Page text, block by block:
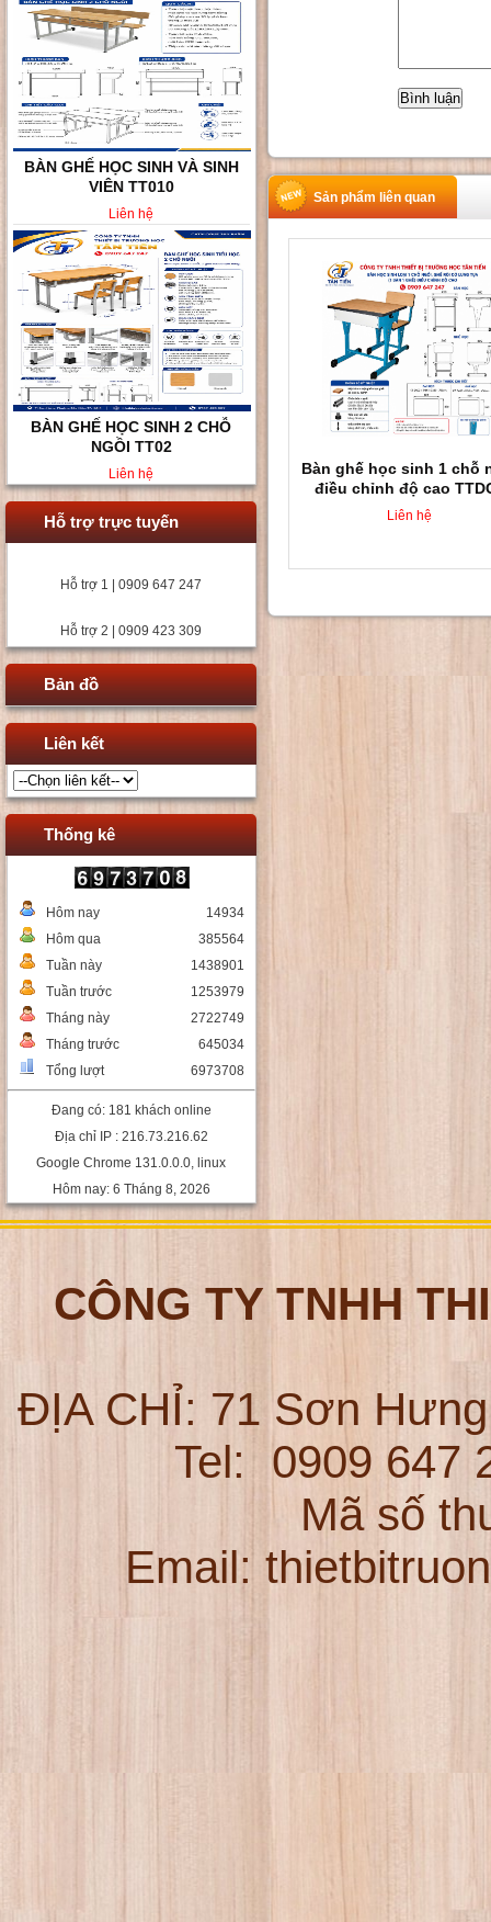
BÀN GHẾ HỌC SINH VÀ SINH
VIÊN TT010
Liên hệ
BÀN GHẾ HỌC SINH 2 CHỖ
NGỒI TT02
Liên hệ
Hỗ trợ trực tuyến
Hỗ trợ 1 | 0909 647 247
Hỗ trợ 2 | 0909 423 309
Bản đồ
Liên kết
Thống kê
Hôm nay
14934
Hôm qua
385564
Tuần này
1438901
Tuần trước
1253979
Tháng này
2722749
Tháng trước
645034
Tổng lượt
6973708
Đang có: 181 khách online
Địa chỉ IP : 216.73.216.62
Google Chrome 131.0.0.0, linux
Hôm nay: 6 Tháng 8, 2026
Sản phẩm liên quan
Bàn ghế học sinh 1 chỗ
điều chỉnh độ cao
Liên hệ
CÔNG TY TNHH
ĐỊA CHỈ: 71 Sơn
Tel: 0909
Mã số
Email: